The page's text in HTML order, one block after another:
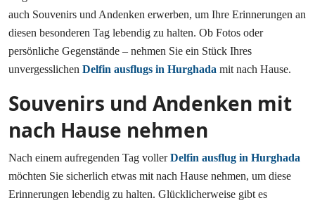
auch Souvenirs und Andenken erwerben, um Ihre Erinnerungen an
diesen besonderen Tag lebendig zu halten. Ob Fotos oder
persönliche Gegenstände – nehmen Sie ein Stück Ihres
unvergesslichen Delfin ausflugs in Hurghada mit nach Hause.
Souvenirs und Andenken mit
nach Hause nehmen
Nach einem aufregenden Tag vollerDelfin ausflug in Hurghada
möchten Sie sicherlich etwas mit nach Hause nehmen, um diese
Erinnerungen lebendig zu halten. Glücklicherweise gibt es